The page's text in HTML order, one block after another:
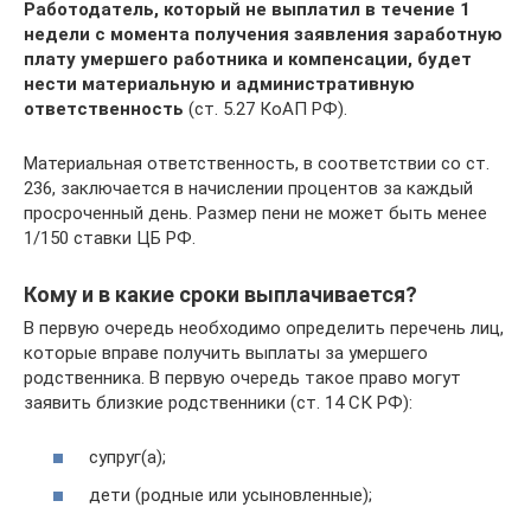
Работодатель, который не выплатил в течение 1
недели с момента получения заявления заработную
плату умершего работника и компенсации, будет
нести материальную и административную
ответственность (ст. 5.27 КоАП РФ).
Материальная ответственность, в соответствии со ст.
236, заключается в начислении процентов за каждый
просроченный день. Размер пени не может быть менее
1/150 ставки ЦБ РФ.
Кому и в какие сроки выплачивается?
В первую очередь необходимо определить перечень лиц,
которые вправе получить выплаты за умершего
родственника. В первую очередь такое право могут
заявить близкие родственники (ст. 14 СК РФ):
супруг(а);
дети (родные или усыновленные);